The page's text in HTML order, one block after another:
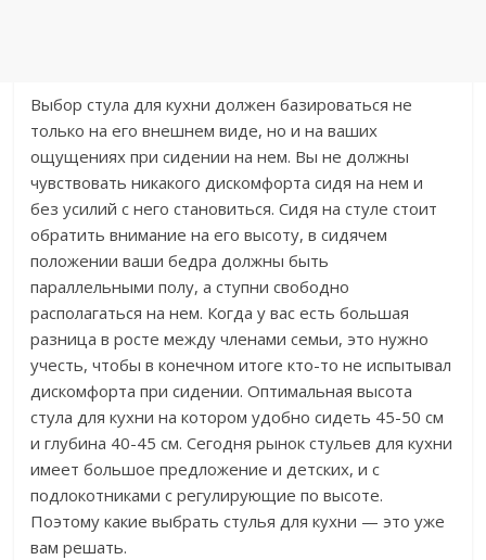
Выбор стула для кухни должен базироваться не
только на его внешнем виде, но и на ваших
ощущениях при сидении на нем. Вы не должны
чувствовать никакого дискомфорта сидя на нем и
без усилий с него становиться. Сидя на стуле стоит
обратить внимание на его высоту, в сидячем
положении ваши бедра должны быть
параллельными полу, а ступни свободно
располагаться на нем. Когда у вас есть большая
разница в росте между членами семьи, это нужно
учесть, чтобы в конечном итоге кто-то не испытывал
дискомфорта при сидении. Оптимальная высота
стула для кухни на котором удобно сидеть 45-50 см
и глубина 40-45 см. Сегодня рынок стульев для кухни
имеет большое предложение и детских, и с
подлокотниками с регулирующие по высоте.
Поэтому какие выбрать стулья для кухни — это уже
вам решать.